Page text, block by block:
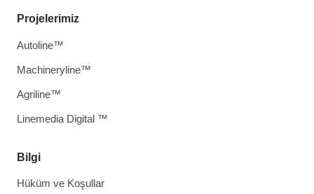
Bilgi
Hüküm ve Koşullar
Projelerimiz
Autoline™
Machineryline™
Agriline™
Linemedia Digital ™